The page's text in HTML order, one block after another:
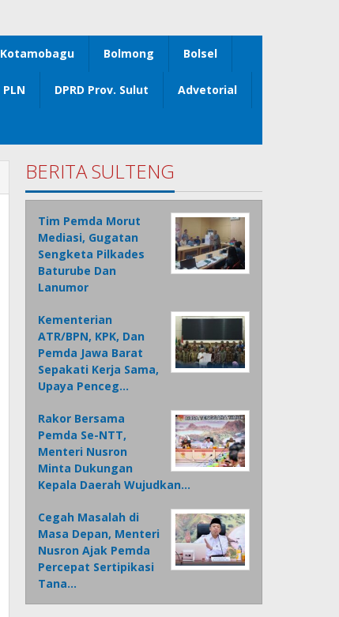
Kotamobagu Bolmong Bolsel
PLN DPRD Prov. Sulut Advetorial
BERITA SULTENG
Tim Pemda Morut
Mediasi, Gugatan
Sengketa Pilkades
Baturube Dan
Lanumor
Kementerian
ATR/BPN, KPK, Dan
Pemda Jawa Barat
Sepakati Kerja Sama,
Upaya Penceg…
Rakor Bersama
Pemda Se-NTT,
Menteri Nusron
Minta Dukungan
Kepala Daerah Wujudkan…
Cegah Masalah di
Masa Depan, Menteri
Nusron Ajak Pemda
Percepat Sertipikasi
Tana…